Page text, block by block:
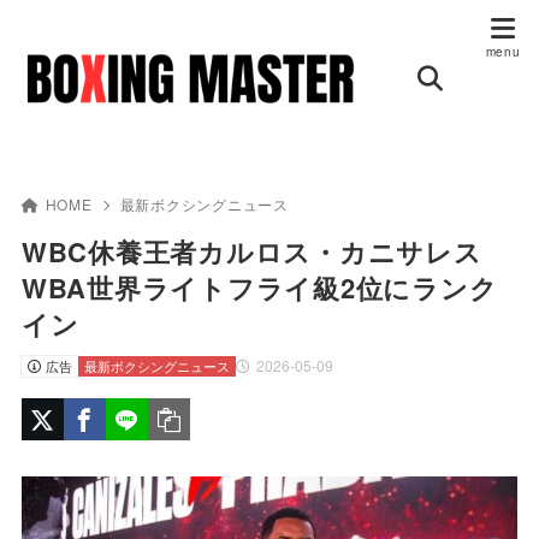
HOME 最新ボクシングニュース
WBC休養王者カルロス・カニサレス
WBA世界ライトフライ級2位にランク
イン
広告 2026-05-09
最新ボクシングニュース